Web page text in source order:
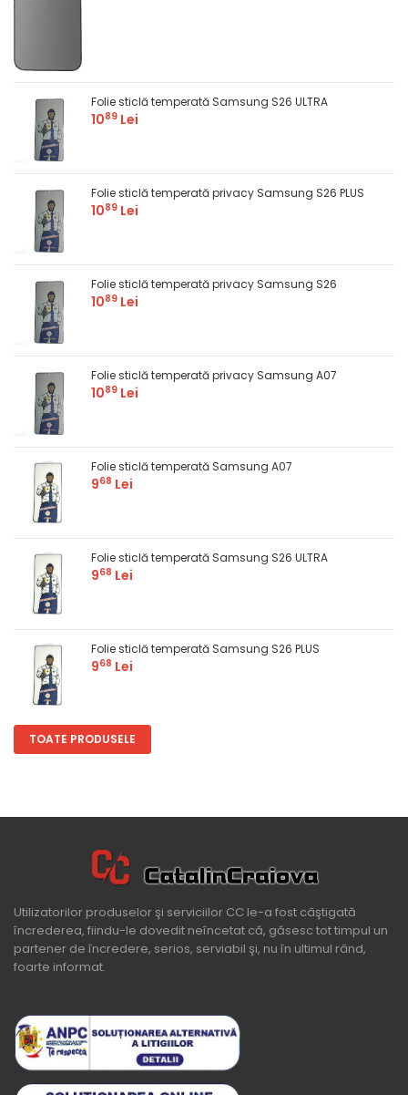
Folie sticlă temperată Samsung S26 ULTRA
1089 Lei
Folie sticlă temperată privacy Samsung S26 PLUS
1089 Lei
Folie sticlă temperată privacy Samsung S26
1089 Lei
Folie sticlă temperată privacy Samsung A07
1089 Lei
Folie sticlă temperată Samsung A07
968 Lei
Folie sticlă temperată Samsung S26 ULTRA
968 Lei
Folie sticlă temperată Samsung S26 PLUS
968 Lei
TOATE PRODUSELE
Utilizatorilor produselor şi serviciilor CC le-a fost câştigată
încrederea, fiindu-le dovedit neîncetat că, găsesc tot timpul un
partener de încredere, serios, serviabil şi, nu în ultimul rând,
foarte informat.